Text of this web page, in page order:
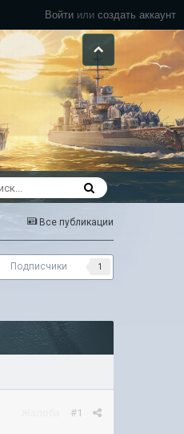
Войти или создать аккаунт
Все публикации
Подписчики 1
#1